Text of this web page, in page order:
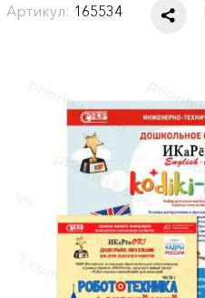
Артикул: 165534